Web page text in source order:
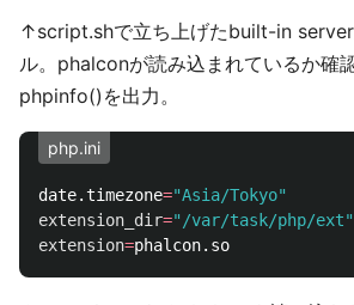
↑script.shで立ち上げたbuilt-in server
ル。phalconが読み込まれているか確
phpinfo()を出力。
php.ini
date.timezone="Asia/Tokyo"
extension_dir="/var/task/php/ext"
extension=